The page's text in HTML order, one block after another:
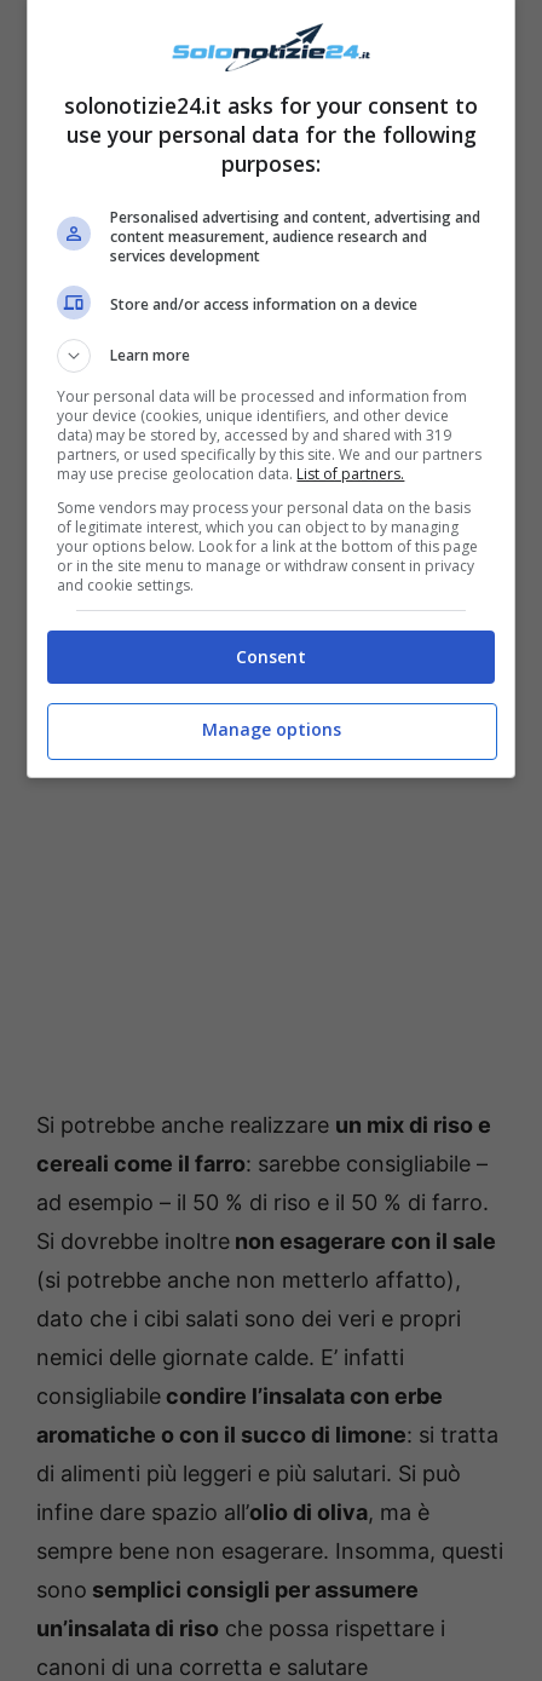
il quantitativo di riso ed evitare
mais
sono infattiricchi di carboidrati , che
possono aggiungersi a quelli del riso. In
gli alimenti.E’ importante scegliere anche un
corretto tipo di riso
sostituireil tradizionale riso biancocon una
varietà che presenta
inferiore(come il riso basmati o integrale).
Si potrebbe anche realizzare un mix di riso e
cereali come il farro: sarebbe consigliabile –
ad esempio – il 50 % di riso e il 50 % di farro.
Si dovrebbe inoltre non esagerare con il sale
(si potrebbe anche non metterlo affatto),
dato che i cibi salati sono dei veri e propri
nemici delle giornate calde. E’ infatti
consigliabile condire l’insalata con erbe
aromatiche o con il succo di limone: si tratta
di alimenti più leggeri e più salutari. Si può
infine dare spazio all’olio di oliva, ma è
sempre bene non esagerare. Insomma, questi
sono semplici consigli per assumere
un’insalata di riso che possa rispettare i
canoni di una corretta e salutare
solonotizie24.it asks for your consent to
use your personal data for the following
purposes:
Personalised advertising and content, advertising and
content measurement, audience research and
services development
Store and/or access information on a device
Learn more
Your personal data will be processed and information from
your device (cookies, unique identifiers, and other device
data) may be stored by, accessed by and shared with 319
partners, or used specifically by this site. We and our partners
may use precise geolocation data. List of partners.
Some vendors may process your personal data on the basis
of legitimate interest, which you can object to by managing
your options below. Look for a link at the bottom of this page
or in the site menu to manage or withdraw consent in privacy
and cookie settings.
Consent
Manage options